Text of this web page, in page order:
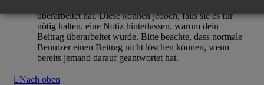
überarbeitet hat. Diese können jedoch, falls sie es für
nötig halten, eine Notiz hinterlassen, warum dein
Beitrag überarbeitet wurde. Bitte beachte, dass normale
Benutzer einen Beitrag nicht löschen können, wenn
bereits jemand darauf geantwortet hat.
Nach oben